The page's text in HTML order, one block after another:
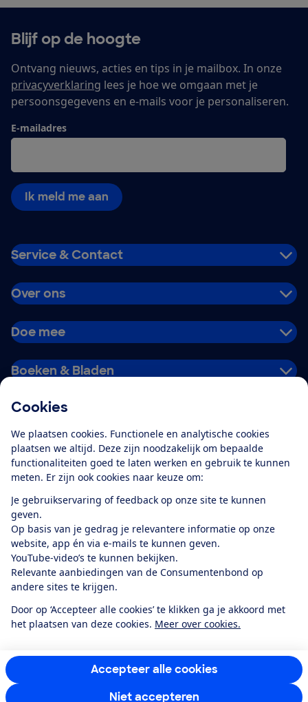
Cookies
We plaatsen cookies. Functionele en analytische cookies
plaatsen we altijd. Deze zijn noodzakelijk om bepaalde
functionaliteiten goed te laten werken en gebruik te kunnen
meten. Er zijn ook cookies naar keuze om:
Je gebruikservaring of feedback op onze site te kunnen
geven.
Op basis van je gedrag je relevantere informatie op onze
website, app én via e-mails te kunnen geven.
YouTube-video’s te kunnen bekijken.
Relevante aanbiedingen van de Consumentenbond op
andere sites te krijgen.
Door op ‘Accepteer alle cookies’ te klikken ga je akkoord met
het plaatsen van deze cookies. Meer over cookies.
Accepteer alle cookies
Niet accepteren
Blijf op de hoogte
Ontvang nieuws, acties en tips in je mailbox. In onze
privacyverklaring lees je hoe we omgaan met je
persoonsgegevens en e-mails voor je personaliseren.
E-mailadres
Ik meld me aan
Service & Contact
Over ons
Doe mee
Boeken & Bladen
Alles over de
app
Algemene Voorwaarden
Privacyverklaring
Cookiebeleid
Privacyvoorkeuren
Toegankelijkheid
RSS-feed nieuws
FacebookTwitterInstagram
YoutubeLinkedIn
12.901consumentenbeoordelen de Consumentenbondmet gemiddeld